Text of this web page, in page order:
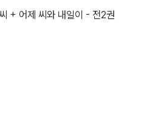
+ 어제 씨와 내일이 - 전2권